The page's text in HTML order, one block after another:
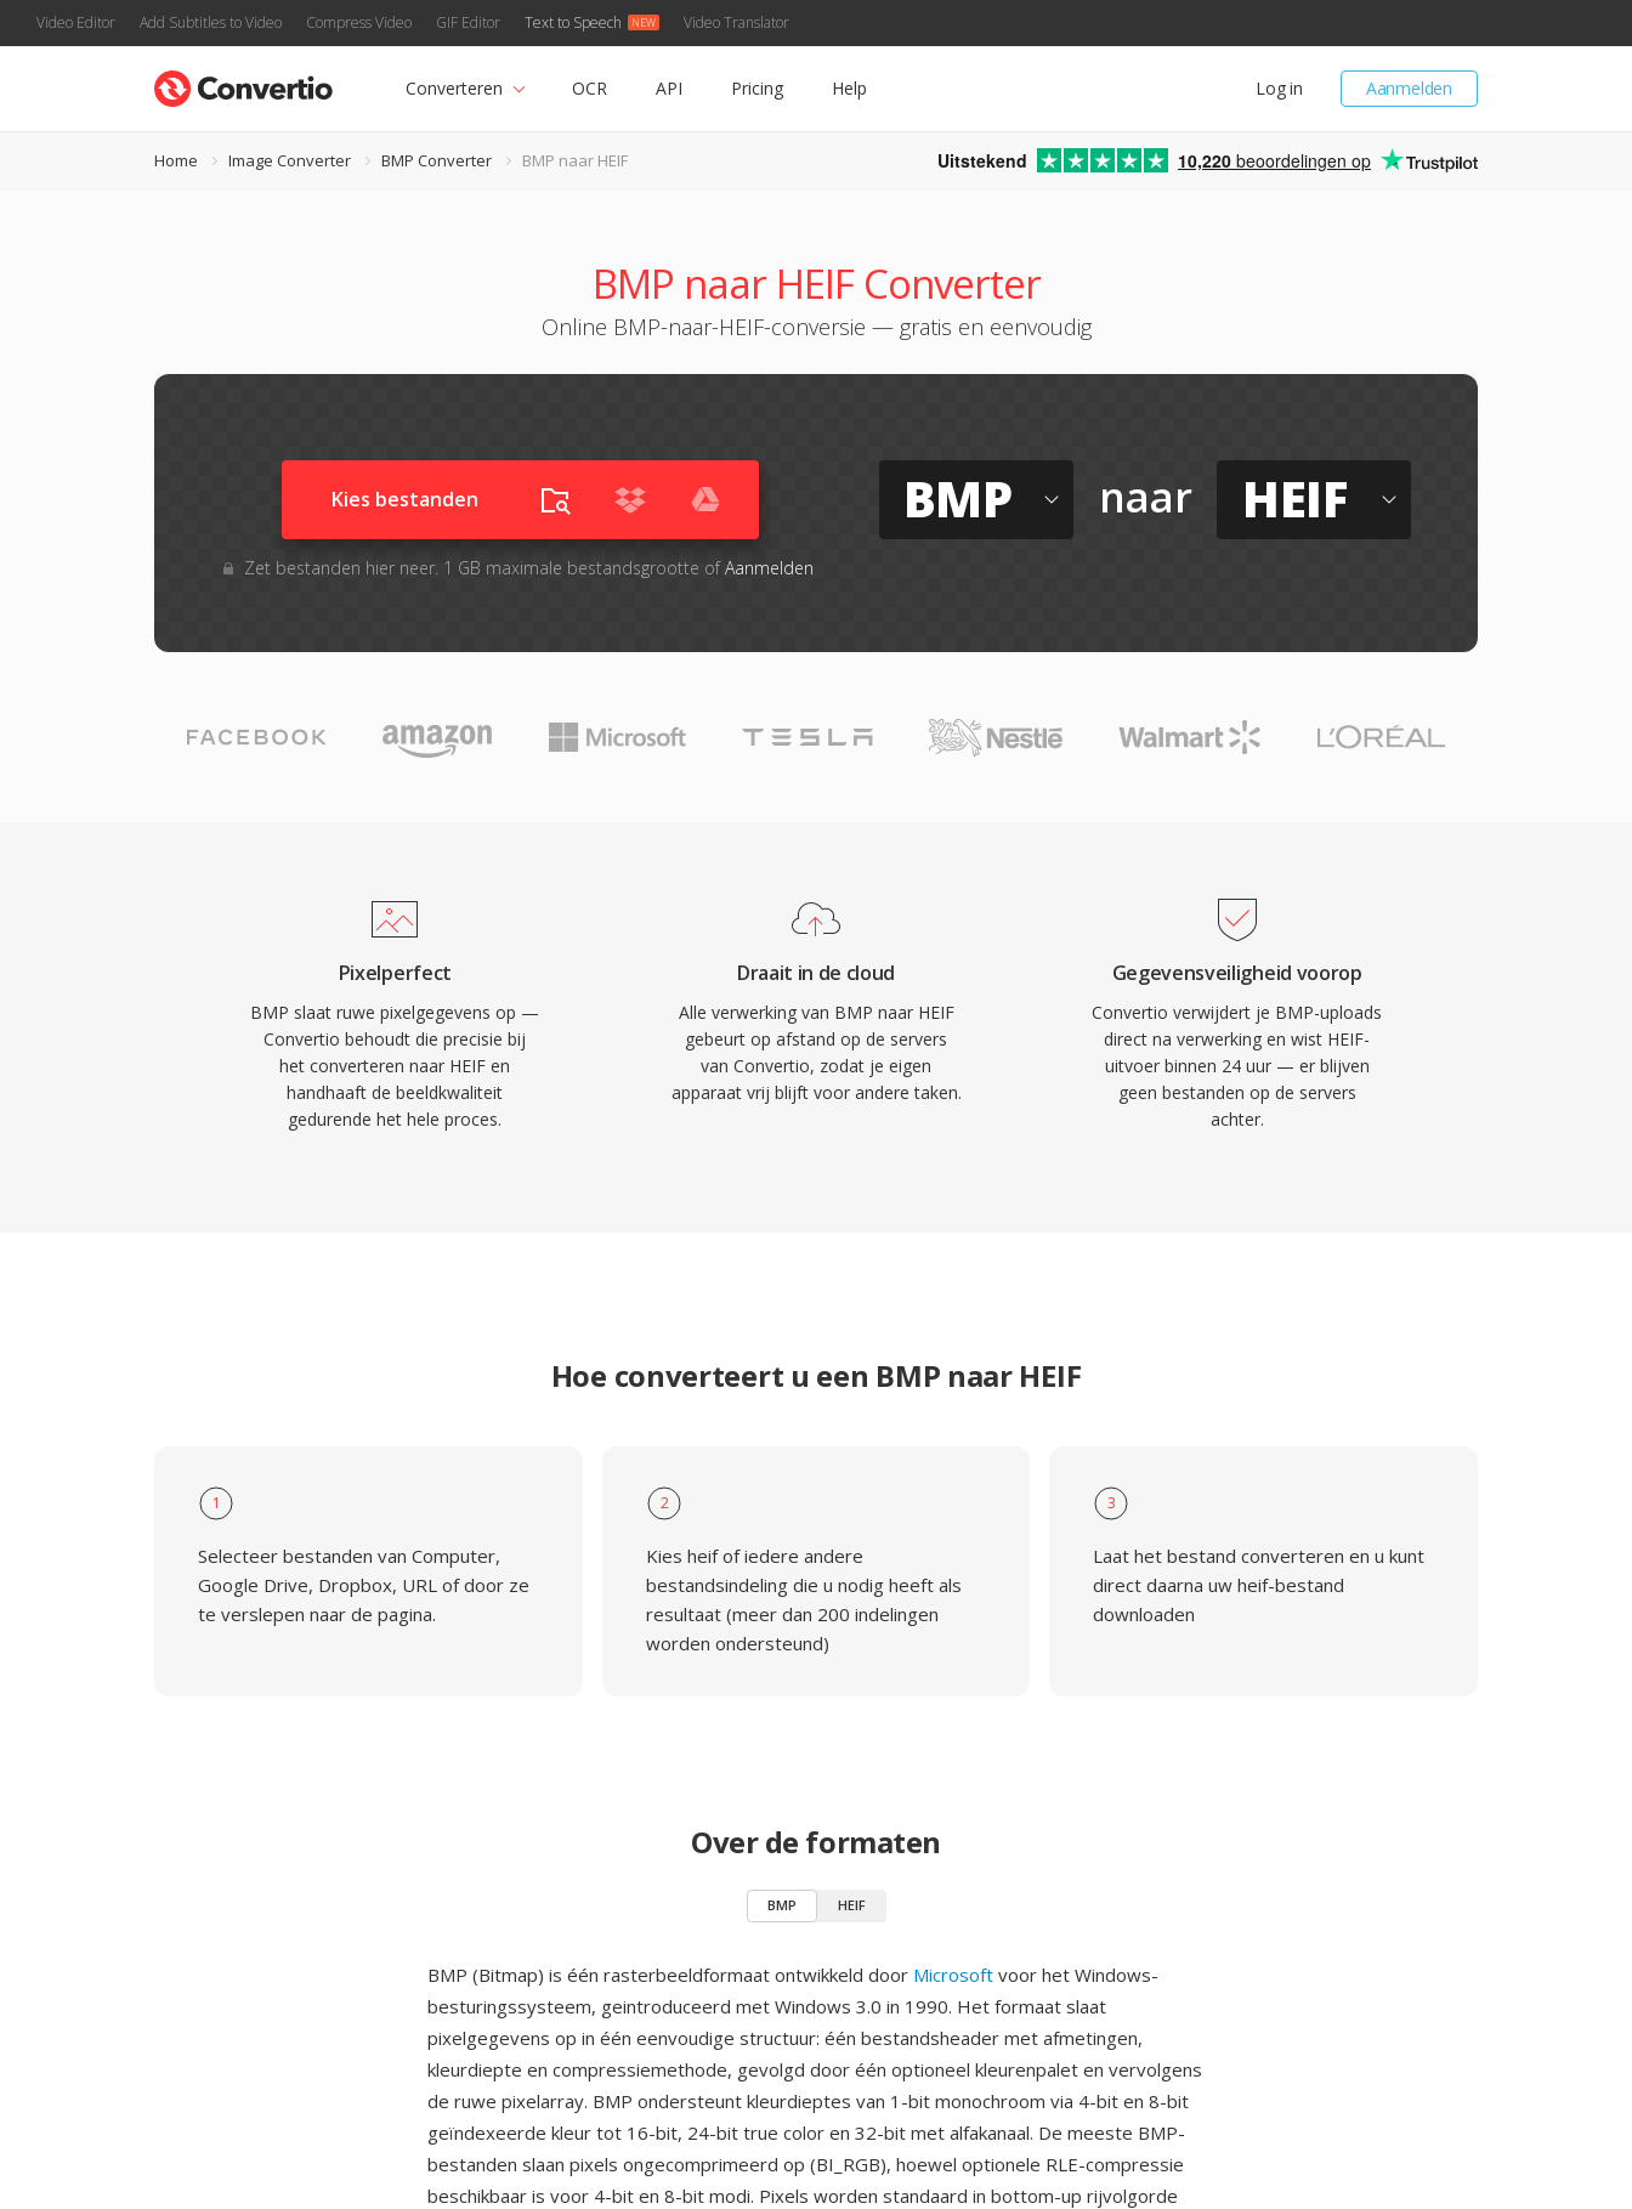
Video Editor Add Subtitles to Video Compress Video GIF Editor Text to Speech Video Translator
Aanmelden
Log in
Converteren OCR API Pricing Help
Home Image Converter BMP Converter BMP naar HEIF Uitstekend 10,220 beoordelingen op
BMP naar HEIF Converter
Online BMP-naar-HEIF-conversie — gratis en eenvoudig
Kies bestanden
Zet bestanden hier neer. 1 GB maximale bestandsgrootte ofAanmelden
BMP naar HEIF
Pixelperfect
BMP slaat ruwe pixelgegevens op —
Convertio behoudt die precisie bij
het converteren naar HEIF en
handhaaft de beeldkwaliteit
gedurende het hele proces.
Draait in de cloud
Alle verwerking van BMP naar HEIF
gebeurt op afstand op de servers
van Convertio, zodat je eigen
apparaat vrij blijft voor andere taken.
Gegevensveiligheid voorop
Convertio verwijdert je BMP-uploads
direct na verwerking en wist HEIF-
uitvoer binnen 24 uur — er blijven
geen bestanden op de servers
achter.
Hoe converteert u een BMP naar HEIF
1
Selecteer bestanden van Computer,
Google Drive, Dropbox, URL of door ze
te verslepen naar de pagina.
2
Kies heif of iedere andere
bestandsindeling die u nodig heeft als
resultaat (meer dan 200 indelingen
worden ondersteund)
3
Laat het bestand converteren en u kunt
direct daarna uw heif-bestand
downloaden
Over de formaten
BMP HEIF
BMP (Bitmap) is één rasterbeeldformaat ontwikkeld door Microsoft voor het Windows-
besturingssysteem, geintroduceerd met Windows 3.0 in 1990. Het formaat slaat
pixelgegevens op in één eenvoudige structuur: één bestandsheader met afmetingen,
kleurdiepte en compressiemethode, gevolgd door één optioneel kleurenpalet en vervolgens
de ruwe pixelarray. BMP ondersteunt kleurdieptes van 1-bit monochroom via 4-bit en 8-bit
geïndexeerde kleur tot 16-bit, 24-bit true color en 32-bit met alfakanaal. De meeste BMP-
bestanden slaan pixels ongecomprimeerd op (BI_RGB), hoewel optionele RLE-compressie
beschikbaar is voor 4-bit en 8-bit modi. Pixels worden standaard in bottom-up rijvolgorde